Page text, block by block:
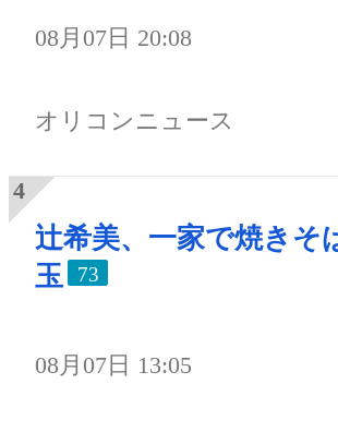
08月07日 20:08
オリコンニュース
辻希美、一家で焼きそ
玉
73
08月07日 13:05